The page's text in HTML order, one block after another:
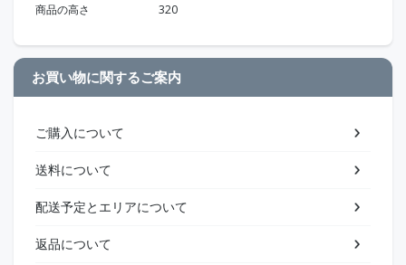
商品の高さ
320
お買い物に関するご案内
ご購入について
送料について
配送予定とエリアについて
返品について